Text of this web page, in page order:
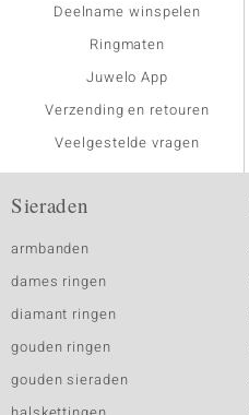
Deelname winspelen
Ringmaten
Juwelo App
Verzending en retouren
Veelgestelde vragen
Sieraden
armbanden
dames ringen
diamant ringen
gouden ringen
gouden sieraden